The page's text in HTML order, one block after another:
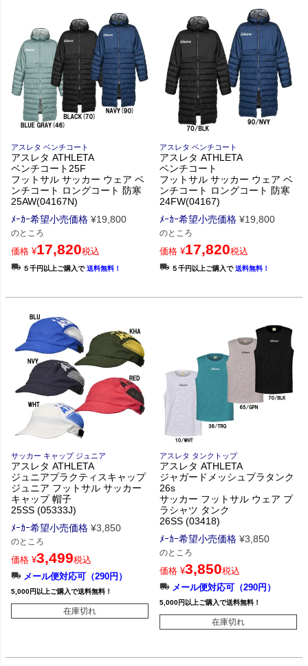
アスレタ ベンチコート
アスレタ ATHLETA
ベンチコート25F
フットサル サッカー ウェア ベ
ンチコート ロングコート 防寒
25AW(04167N)
ﾒｰｶｰ希望小売価格 ¥19,800
のところ
価格 ¥17,820税込
５千円以上ご購入で送料無料！
アスレタ ベンチコート
アスレタ ATHLETA
ベンチコート
フットサル サッカー ウェア ベ
ンチコート ロングコート 防寒
24FW(04167)
ﾒｰｶｰ希望小売価格 ¥19,800
のところ
価格 ¥17,820税込
５千円以上ご購入で送料無料！
サッカー キャップ ジュニア
アスレタ ATHLETA
ジュニアプラクティスキャップ
ジュニア フットサル サッカー
キャップ 帽子
25SS (05333J)
ﾒｰｶｰ希望小売価格 ¥3,850
のところ
価格 ¥3,499税込
メール便対応可（290円）
5,000円以上ご購入で送料無料！
在庫切れ
アスレタ タンクトップ
アスレタ ATHLETA
ジャガードメッシュプラタンク
26s
サッカー フットサル ウェア プ
ラシャツ タンク
26SS (03418)
ﾒｰｶｰ希望小売価格 ¥3,850
のところ
価格 ¥3,850税込
メール便対応可（290円）
5,000円以上ご購入で送料無料！
在庫切れ